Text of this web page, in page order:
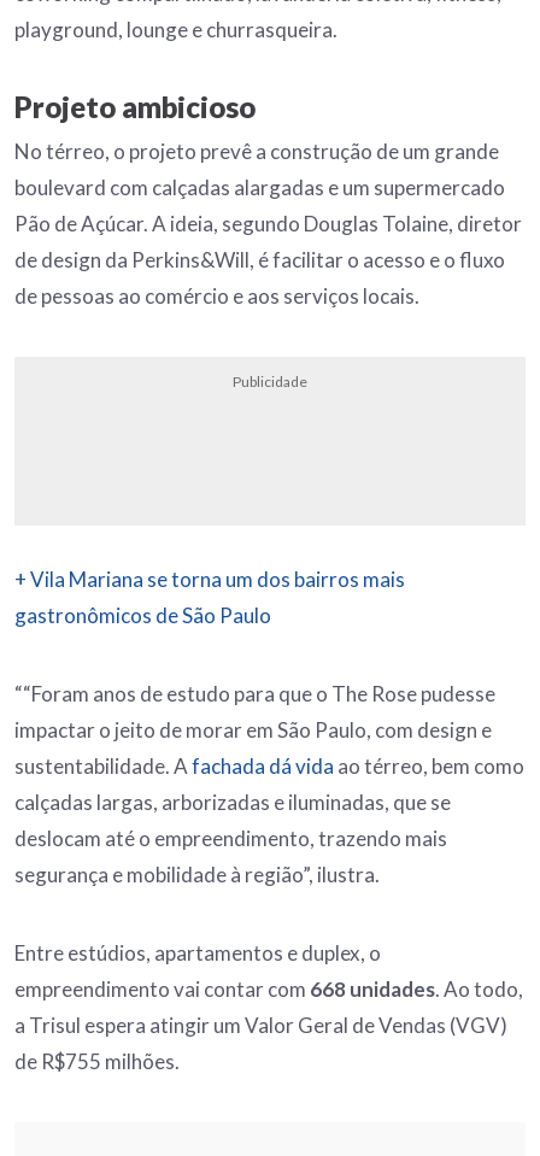
playground, lounge e churrasqueira.
Projeto ambicioso
No térreo, o projeto prevê a construção de um grande
boulevard com calçadas alargadas e um supermercado
Pão de Açúcar. A ideia, segundo Douglas Tolaine, diretor
de design da Perkins&Will, é facilitar o acesso e o fluxo
de pessoas ao comércio e aos serviços locais.
Publicidade
+ Vila Mariana se torna um dos bairros mais
gastronômicos de São Paulo
““Foram anos de estudo para que o The Rose pudesse
impactar o jeito de morar em São Paulo, com design e
sustentabilidade. Afachada dá vida ao térreo, bem como
calçadas largas, arborizadas e iluminadas, que se
deslocam até o empreendimento, trazendo mais
segurança e mobilidade à região”, ilustra.
Entre estúdios, apartamentos e duplex, o
empreendimento vai contar com 668 unidades. Ao todo,
a Trisul espera atingir um Valor Geral de Vendas (VGV)
de R$755 milhões.